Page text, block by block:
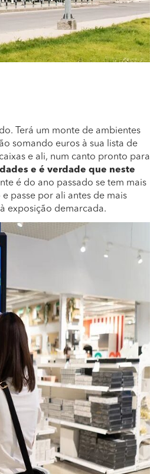
Terá um monte de ambientes
somando euros à sua lista de
e ali, num canto pronto para
e é verdade que neste
é do ano passado se tem mais
passe por ali antes de mais
exposição demarcada.